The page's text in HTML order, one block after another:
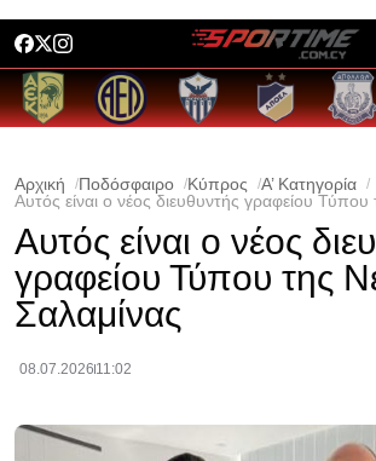
Αρχική Ποδόσφαιρο Κύπρος
Α’ Κατηγορία
Αυτός είναι ο νέος διευθυντής γραφείου
Αυτός είναι ο νέος
γραφείου Τύπου της
Σαλαμίνας
08.07.2026 11:02